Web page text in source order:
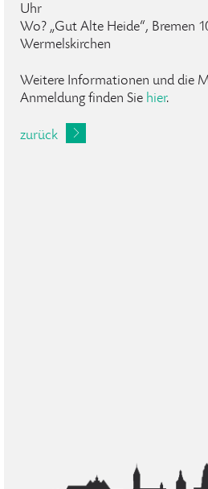
Uhr
Wo? „Gut Alte Heide“, Bremen
Wermelskirchen
Weitere Informationen und die
Anmeldung finden Sie hier.
zurück